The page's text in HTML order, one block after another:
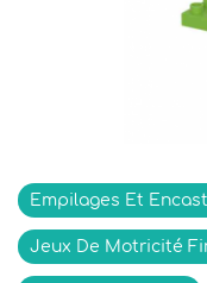
Empilages Et
Jeux De Motricité